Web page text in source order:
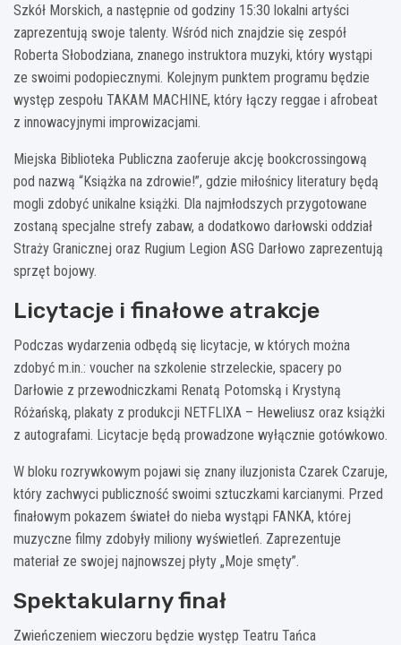
Szkół Morskich, a następnie od godziny 15:30 lokalni artyści
zaprezentują swoje talenty. Wśród nich znajdzie się zespół
Roberta Słobodziana, znanego instruktora muzyki, który wystąpi
ze swoimi podopiecznymi. Kolejnym punktem programu będzie
występ zespołu TAKAM MACHINE, który łączy reggae i afrobeat
z innowacyjnymi improwizacjami.
Miejska Biblioteka Publiczna zaoferuje akcję bookcrossingową
pod nazwą “Książka na zdrowie!”, gdzie miłośnicy literatury będą
mogli zdobyć unikalne książki. Dla najmłodszych przygotowane
zostaną specjalne strefy zabaw, a dodatkowo darłowski oddział
Straży Granicznej oraz Rugium Legion ASG Darłowo zaprezentują
sprzęt bojowy.
Licytacje i finałowe atrakcje
Podczas wydarzenia odbędą się licytacje, w których można
zdobyć m.in.: voucher na szkolenie strzeleckie, spacery po
Darłowie z przewodniczkami Renatą Potomską i Krystyną
Różańską, plakaty z produkcji NETFLIXA – Heweliusz oraz książki
z autografami. Licytacje będą prowadzone wyłącznie gotówkowo.
W bloku rozrywkowym pojawi się znany iluzjonista Czarek Czaruje,
który zachwyci publiczność swoimi sztuczkami karcianymi. Przed
finałowym pokazem świateł do nieba wystąpi FANKA, której
muzyczne filmy zdobyły miliony wyświetleń. Zaprezentuje
materiał ze swojej najnowszej płyty „Moje smęty”.
Spektakularny finał
Zwieńczeniem wieczoru będzie występ Teatru Tańca